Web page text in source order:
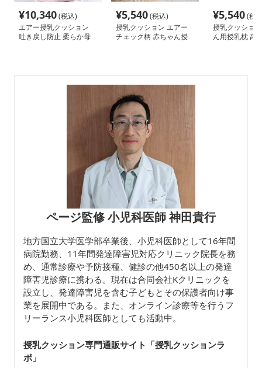
¥10,340(税込)
エアー授乳クッション
吐き戻し防止 柔らか母
¥5,540(税込)
授乳クッション エアー
チェック柄 赤ちゃん授
¥5,540(税
授乳クッショ
ん用授乳枕 高
ページ監修 小児科医師 神田貴行
地方国立大学医学部卒業後、小児科医師として16年間
病院勤務、11年間発達障害児対応クリニック院長を務
め、通常診療や予防接種、健診の他450名以上の発達
障害児診療に携わる。現在は合同会社Kクリニックを
設立し、発達障害児を含む子どもとその保護者向け事
業を展開中である。また、オンライン診療等を行うフ
リーランス小児科医師としても活動中。
授乳クッション専門通販サイト「授乳クッションラ
ボ 」